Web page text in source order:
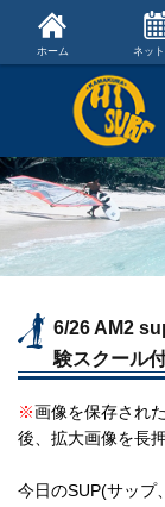
ホーム ネッ
6/26 AM2
験スクール
※画像を保存され
後、拡大画像を長
今日のSUP(サップ